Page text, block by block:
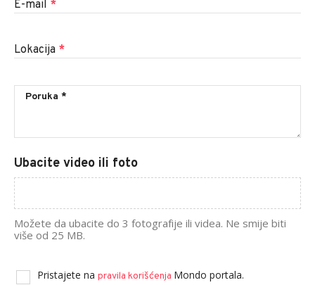
E-mail *
Lokacija *
Ubacite video ili foto
Možete da ubacite do 3 fotografije ili videa. Ne smije biti
više od 25 MB.
Pristajete na pravila korišćenja Mondo portala.